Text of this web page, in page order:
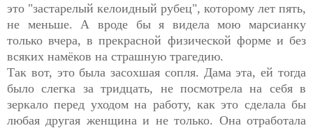
это "застарелый келоидный рубец", которому лет пять,
не меньше. А вроде бы я видела мою марсианку
только вчера, в прекрасной физической форме и без
всяких намёков на страшную трагедию.
Так вот, это была засохшая сопля. Дама эта, ей тогда
было слегка за тридцать, не посмотрела на себя в
зеркало перед уходом на работу, как это сделала бы
любая другая женщина и не только. Она отработала